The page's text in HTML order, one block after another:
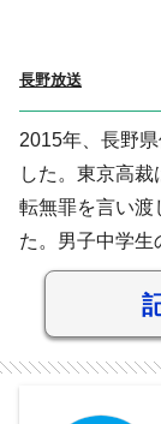
長野放送
2015年、長野
した。東京高
転無罪を言い渡
た。男子中学